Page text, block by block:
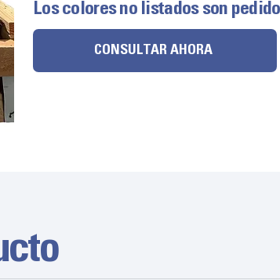
Los colores no listados son
CONSULTAR AHORA